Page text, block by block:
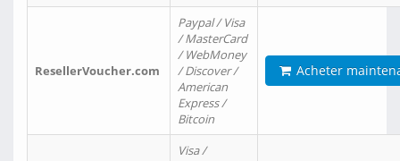
ResellerVoucher.com
Paypal / Visa
/ MasterCard
/ WebMoney
/ Discover /
American
Express /
Bitcoin
Acheter
Visa /